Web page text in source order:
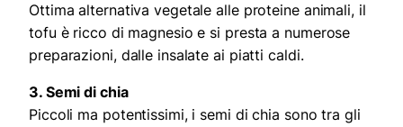
Ottima alternativa vegetale alle proteine animali, il
tofu è ricco di magnesio e si presta a numerose
preparazioni, dalle insalate ai piatti caldi.
3. Semi di chia
Piccoli ma potentissimi, i semi di chia sono tra gli